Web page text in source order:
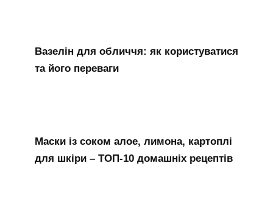
Вазелін для обличчя: як користуватися
та його переваги
Маски із соком алое, лимона, картоплі
для шкіри – ТОП-10 домашніх рецептів